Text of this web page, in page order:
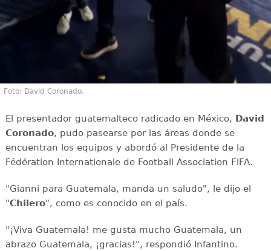
Foto: David Coronado.
El presentador guatemalteco radicado en México, David
Coronado, pudo pasearse por las áreas donde se
encuentran los equipos y abordó al Presidente de la
Fédération Internationale de Football Association FIFA.
"Gianni para Guatemala, manda un saludo", le dijo el
"Chilero", como es conocido en el país.
"¡Viva Guatemala! me gusta mucho Guatemala, un
abrazo Guatemala, ¡gracias!", respondió Infantino.